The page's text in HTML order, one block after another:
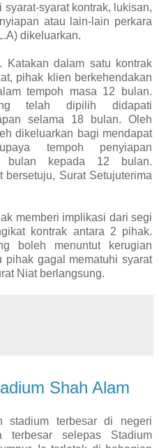
syarat kontrak, lukisan,
atau lain-lain perkara
dikeluarkan.
Katakan dalam satu kontrak
pihak klien berkehendakan
tempoh masa 12 bulan.
telah dipilih didapati
selama 18 bulan. Oleh
dikeluarkan bagi mendapat
tempoh penyiapan
bulan kepada 12 bulan.
bersetuju, Surat Setujuterima
memberi implikasi dari segi
kontrak antara 2 pihak.
boleh menuntut kerugian
pihak gagal mematuhi syarat
Niat berlangsung.
Shah Alam
stadium terbesar di negeri
selepas Stadium